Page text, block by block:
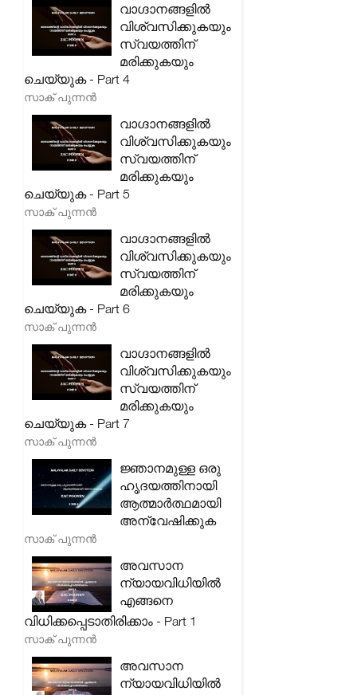
വാഗ്ദാനങ്ങളിൽ
വിശ്വസിക്കുകയും
സ്വയത്തിന്
മരിക്കുകയും
ചെയ്യുക - Part 4
സാക് പുന്നൻ
വാഗ്ദാനങ്ങളിൽ
വിശ്വസിക്കുകയും
സ്വയത്തിന്
മരിക്കുകയും
ചെയ്യുക - Part 5
സാക് പുന്നൻ
വാഗ്ദാനങ്ങളിൽ
വിശ്വസിക്കുകയും
സ്വയത്തിന്
മരിക്കുകയും
ചെയ്യുക - Part 6
സാക് പുന്നൻ
വാഗ്ദാനങ്ങളിൽ
വിശ്വസിക്കുകയും
സ്വയത്തിന്
മരിക്കുകയും
ചെയ്യുക - Part 7
സാക് പുന്നൻ
ജ്ഞാനമുള്ള ഒരു
ഹൃദയത്തിനായി
ആത്മാർത്ഥമായി
അന്വേഷിക്കുക
സാക് പുന്നൻ
അവസാന
ന്യായവിധിയിൽ
എങ്ങനെ
വിധിക്കപ്പെടാതിരിക്കാം - Part 1
സാക് പുന്നൻ
അവസാന
ന്യായവിധിയിൽ